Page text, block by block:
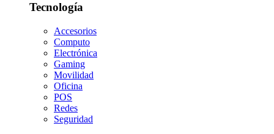
Tecnología
Accesorios
Computo
Electrónica
Gaming
Movilidad
Oficina
POS
Redes
Seguridad